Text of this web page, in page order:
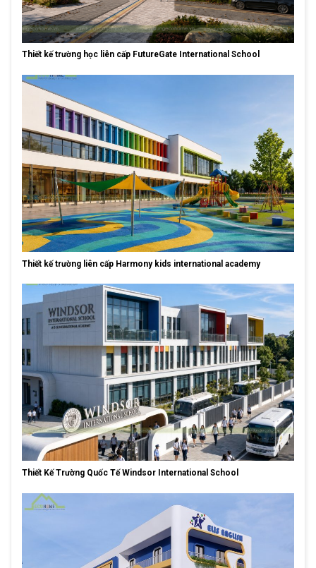
Thiết kế trường học liên cấp FutureGate International School
Thiết kế trường liên cấp Harmony kids international academy
Thiết Kế Trường Quốc Tế Windsor International School